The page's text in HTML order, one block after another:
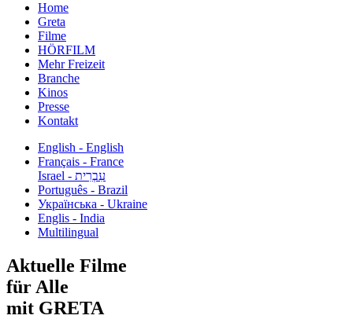
Home
Greta
Filme
HÖRFILM
Mehr Freizeit
Branche
Kinos
Presse
Kontakt
English - English
Français - France
עִבְרִית - Israel
Português - Brazil
Українська - Ukraine
Englis - India
Multilingual
Aktuelle Filme
für Alle
mit GRETA